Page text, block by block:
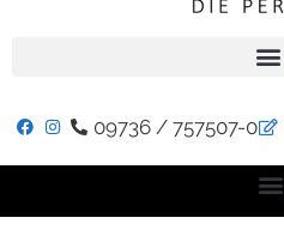
09736 / 757507-0